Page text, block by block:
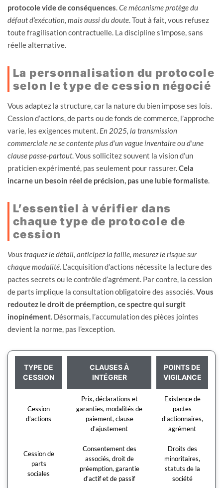
protocole vide de conséquences.Ce mécanisme protège du
défaut d’exécution, mais aussi du doute. Tout à fait, vous refusez
toute fragilisation contractuelle. La discipline s’impose, sans
réelle alternative.
La personnalisation du protocole
selon le type de cession négocié
Vous adaptez la structure, car la nature du bien impose ses lois.
Cession d’actions, de parts ou de fonds de commerce, l’approche
varie, les exigences mutent. En 2025, la transmission
commerciale ne se contente plus d’un vague inventaire ou d’une
clause passe-partout. Vous sollicitez souvent la vision d’un
praticien expérimenté, pas seulement pour rassurer.Cela
incarne un besoin réel de précision, pas une lubie formaliste.
L’essentiel à vérifier dans
chaque type de protocole de
cession
Vous traquez le détail, anticipez la faille, mesurez le risque sur
chaque modalité. L’acquisition d’actions nécessite la lecture des
pactes secrets ou le contrôle d’agrément. Par contre, la cession
de parts implique la consultation obligatoire des associés.Vous
redoutez le droit de préemption, ce spectre qui surgit
inopinément. Désormais, l’accumulation des pièces jointes
devient la norme, pas l’exception.
TYPE DE
CESSION
CLAUSES À
INTÉGRER
POINTS DE
VIGILANCE
Cession
d’actions
Prix, déclarations et
garanties, modalités de
paiement, clause
d’ajustement
Existence de
pactes
d’actionnaires,
agrément
Cession de
parts
sociales
Consentement des
associés, droit de
préemption, garantie
d’actif et de passif
Droits des
minoritaires,
statuts de la
société